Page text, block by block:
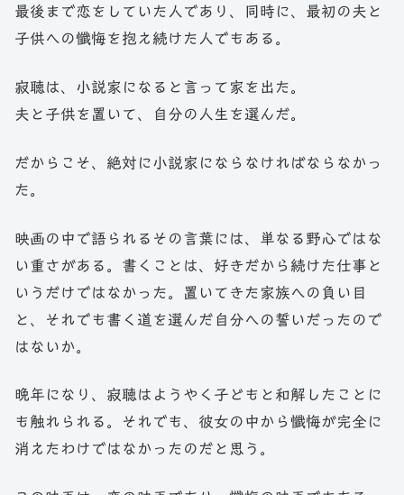
最後まで恋をしていた人であり、同時に、最初の夫と
子供への懺悔を抱え続けた人でもある。
寂聴は、小説家になると言って家を出た。
夫と子供を置いて、自分の人生を選んだ。
だからこそ、絶対に小説家にならなければならなかっ
た。
映画の中で語られるその言葉には、単なる野心ではな
い重さがある。書くことは、好きだから続けた仕事と
いうだけではなかった。置いてきた家族への負い目
と、それでも書く道を選んだ自分への誓いだったので
はないか。
晩年になり、寂聴はようやく子どもと和解したことに
も触れられる。それでも、彼女の中から懺悔が完全に
消えたわけではなかったのだと思う。